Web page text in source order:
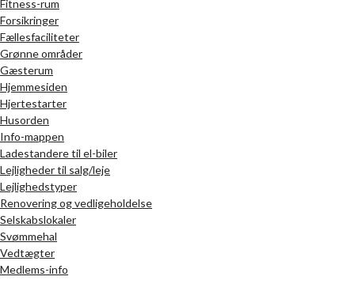
Fitness-rum
Forsikringer
Fællesfaciliteter
Grønne områder
Gæsterum
Hjemmesiden
Hjertestarter
Husorden
Info-mappen
Ladestandere til el-biler
Lejligheder til salg/leje
Lejlighedstyper
Renovering og vedligeholdelse
Selskabslokaler
Svømmehal
Vedtægter
Medlems-info